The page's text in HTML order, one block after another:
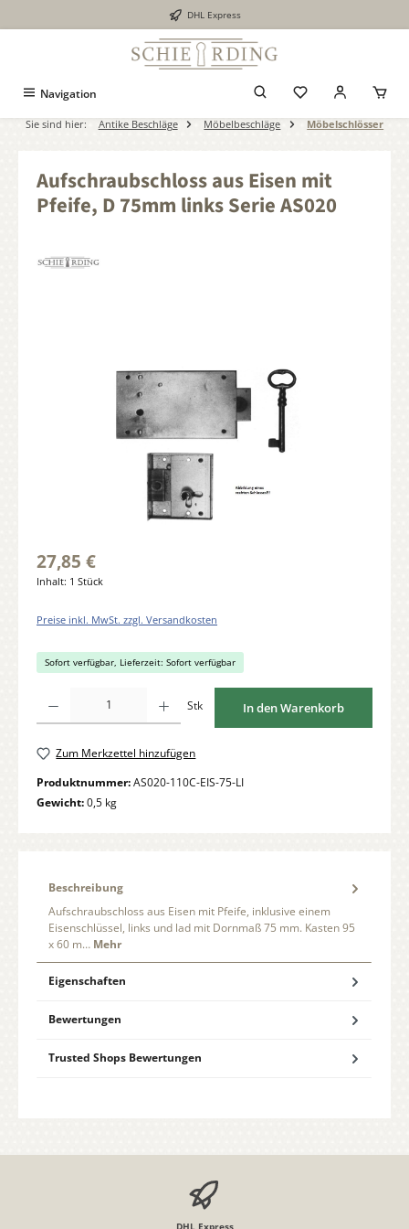
DHL Express
Navigation
Sie sind hier: Antike Beschläge Möbelbeschläge Möbelschlösser
Aufschraubschloss aus Eisen mit
Pfeife, D 75mm links Serie AS020
27,85 €
Inhalt: 1 Stück
Preise inkl. MwSt. zzgl. Versandkosten
Sofort verfügbar, Lieferzeit: Sofort verfügbar
Stk In den Warenkorb
Zum Merkzettel hinzufügen
Produktnummer:AS020-110C-EIS-75-LI
Gewicht:0,5 kg
Beschreibung
Aufschraubschloss aus Eisen mit Pfeife, inklusive einem
Eisenschlüssel, links und lad mit Dornmaß 75 mm. Kasten 95
x 60 m… Mehr
Eigenschaften
Bewertungen
Trusted Shops Bewertungen
DHL Express